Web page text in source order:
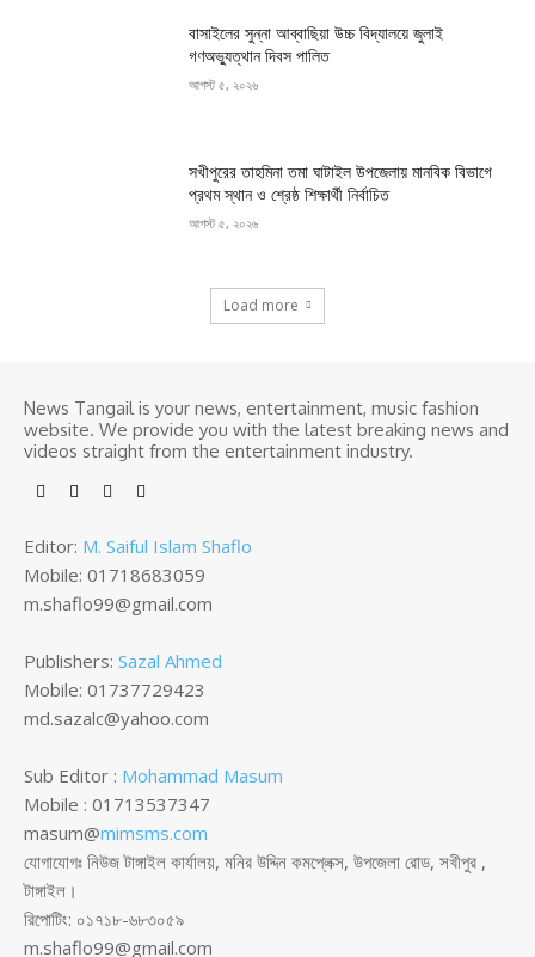
বাসাইলের সুন্না আব্বাছিয়া উচ্চ বিদ্যালয়ে জুলাই
গণঅভ্যুত্থান দিবস পালিত
আগস্ট ৫, ২০২৬
সখীপুরের তাহমিনা তমা ঘাটাইল উপজেলায় মানবিক বিভাগে
প্রথম স্থান ও শ্রেষ্ঠ শিক্ষার্থী নির্বাচিত
আগস্ট ৫, ২০২৬
Load more
News Tangail is your news, entertainment, music fashion
website. We provide you with the latest breaking news and
videos straight from the entertainment industry.
Editor: M. Saiful Islam Shaflo
Mobile: 01718683059
m.shaflo99@gmail.com
Publishers: Sazal Ahmed
Mobile: 01737729423
md.sazalc@yahoo.com
Sub Editor : Mohammad Masum
Mobile : 01713537347
masum@mimsms.com
যোগাযোগঃ নিউজ টাঙ্গাইল কার্যালয়, মনির উদ্দিন কমপ্লেক্স, উপজেলা রোড, সখীপুর ,
টাঙ্গাইল।
রিপোটিং: ০১৭১৮-৬৮৩০৫৯
m.shaflo99@gmail.com